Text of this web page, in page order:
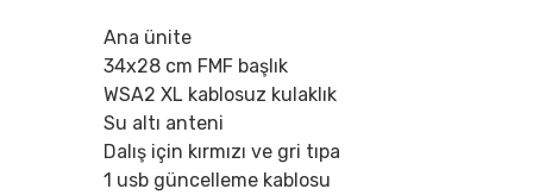
Ana ünite
34x28 cm FMF başlık
WSA2 XL kablosuz kulaklık
Su altı anteni
Dalış için kırmızı ve gri tıpa
1 usb güncelleme kablosu